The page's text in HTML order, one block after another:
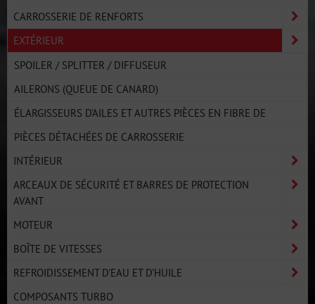
CARROSSERIE DE RENFORTS
EXTÉRIEUR
SPOILER / SPLITTER / DIFFUSEUR
AILERONS (QUEUE DE CANARD)
ÉLARGISSEURS D'AILES ET AUTRES PIÈCES EN FIBRE DE
PIÈCES DÉTACHÉES DE CARROSSERIE
INTÉRIEUR
ARCEAUX DE SÉCURITÉ ET BARRES DE PROTECTION
AVANT
MOTEUR
BOÎTE DE VITESSES
REFROIDISSEMENT D'EAU ET D'HUILE
COMPOSANTS TURBO